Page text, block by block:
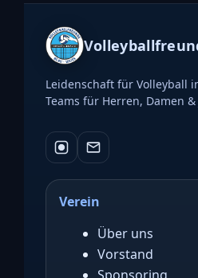
Leidenschaft für Volleyball
Teams für Herren, Damen &
Verein
Über uns
Vorstand